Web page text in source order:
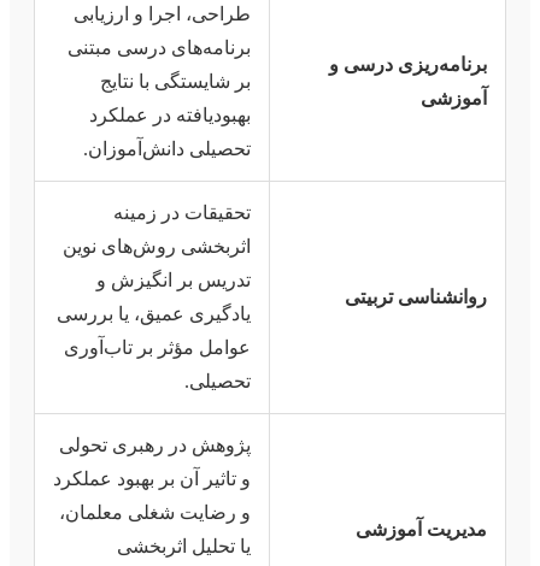
برنامه‌ریزی درسی و
آموزشی
طراحی، اجرا و ارزیابی
برنامه‌های درسی مبتنی
بر شایستگی با نتایج
بهبودیافته در عملکرد
تحصیلی دانش‌آموزان.
روانشناسی تربیتی
تحقیقات در زمینه
اثربخشی روش‌های نوین
تدریس بر انگیزش و
یادگیری عمیق، یا بررسی
عوامل مؤثر بر تاب‌آوری
تحصیلی.
مدیریت آموزشی
پژوهش در رهبری تحولی
و تاثیر آن بر بهبود عملکرد
و رضایت شغلی معلمان،
یا تحلیل اثربخشی